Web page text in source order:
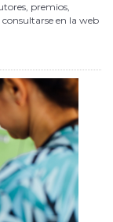
premios,
en la web